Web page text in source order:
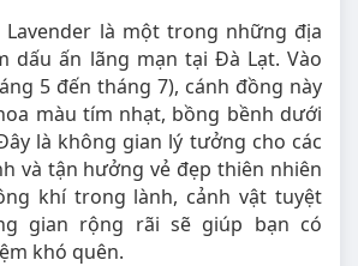
Lavender là một trong những địa
dấu ấn lãng mạn tại Đà Lạt. Vào
5 đến tháng 7), cánh đồng này
màu tím nhạt, bồng bềnh dưới
là không gian lý tưởng cho các
và tận hưởng vẻ đẹp thiên nhiên
khí trong lành, cảnh vật tuyệt
gian rộng rãi sẽ giúp bạn có
khó quên.